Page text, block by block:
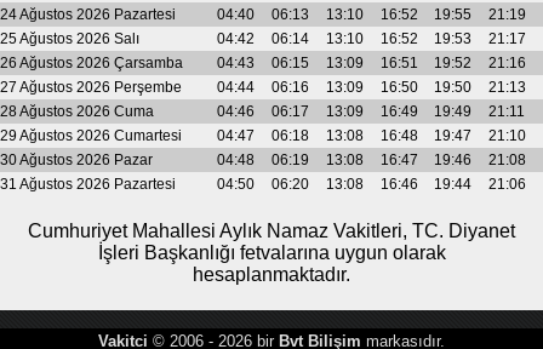
24 Ağustos 2026 Pazartesi
04:40 06:13 13:10 16:52 19:55
21:19
25 Ağustos 2026 Salı
04:42 06:14 13:10 16:52 19:53
21:17
26 Ağustos 2026 Çarsamba
04:43 06:15 13:09 16:51 19:52
21:16
27 Ağustos 2026 Perşembe
04:44 06:16 13:09 16:50 19:50
21:13
28 Ağustos 2026 Cuma
04:46 06:17 13:09 16:49 19:49
21:11
29 Ağustos 2026 Cumartesi
04:47 06:18 13:08 16:48 19:47
21:10
30 Ağustos 2026 Pazar
04:48 06:19 13:08 16:47 19:46
21:08
31 Ağustos 2026 Pazartesi
04:50 06:20 13:08 16:46 19:44 21:06
Cumhuriyet Mahallesi Aylık Namaz Vakitleri, TC. Diyanet
İşleri Başkanlığı fetvalarına uygun olarak
hesaplanmaktadır.
Vakitci © 2006 - 2026 bir Bvt Bilişim markasıdır.